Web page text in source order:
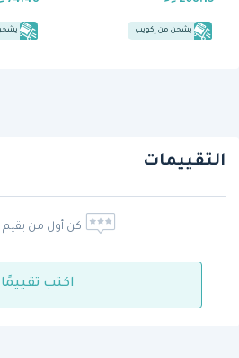
يشحن من إكويب
التقييمات
كن أول من يقيم
اكتب تقييمًا